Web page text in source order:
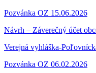
Pozvánka OZ 15.06.2026
Návrh – Záverečný účet
Verejná vyhláška-
Pozvánka OZ 06.02.2026